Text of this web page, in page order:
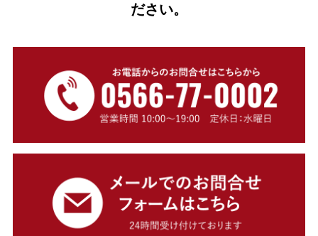
ださい。